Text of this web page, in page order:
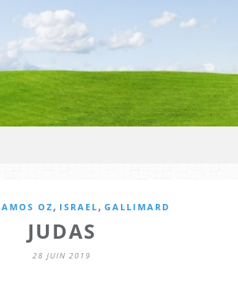
AMOS OZ , ISRAEL , GALLIMARD
JUDAS
28 JUIN 2019